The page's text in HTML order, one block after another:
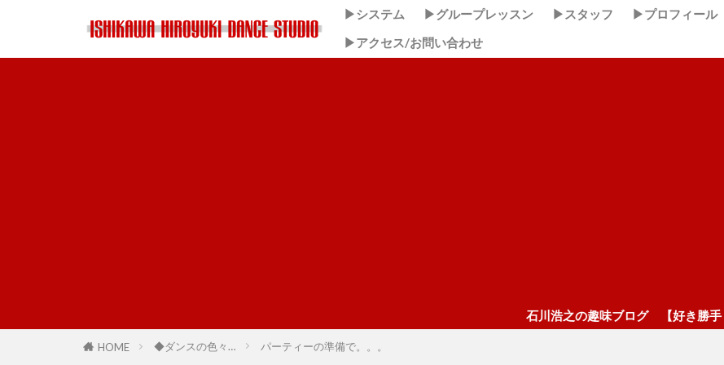
▶システム ▶グループレッスン ▶スタッフ
▶プロフィール
▶アクセス/お問い合わせ
石川浩之の趣味ブログ 【好き勝手しほーだい！】
HOME ◆ダンスの色々… パーティーの準備で。。。